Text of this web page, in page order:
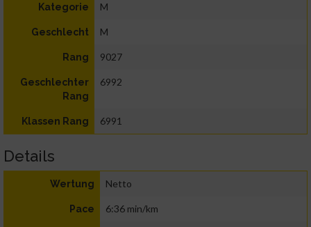
Kategorie M
Geschlecht M
Rang 9027
Geschlechter
Rang
6992
Klassen Rang 6991
Details
Wertung Netto
Pace 6:36 min/km